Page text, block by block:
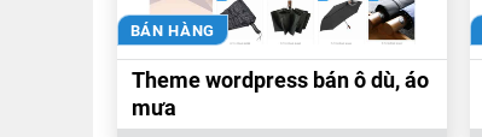
BÁN HÀNG
Theme wordpress bán ô dù, áo
mưa